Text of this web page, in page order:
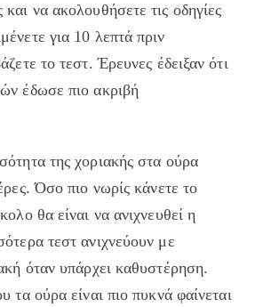
να ακολουθήσετε τις οδηγίες
για 10 λεπτά πριν
το τεστ. Έρευνες έδειξαν ότι
έδωσε πιο ακριβή
της χοριακής στα ούρα
Όσο πιο νωρίς κάνετε το
θα είναι να ανιχνευθεί η
τεστ ανιχνεύουν με
όταν υπάρχει καθυστέρηση.
τα ούρα είναι πιο πυκνά φαίνεται